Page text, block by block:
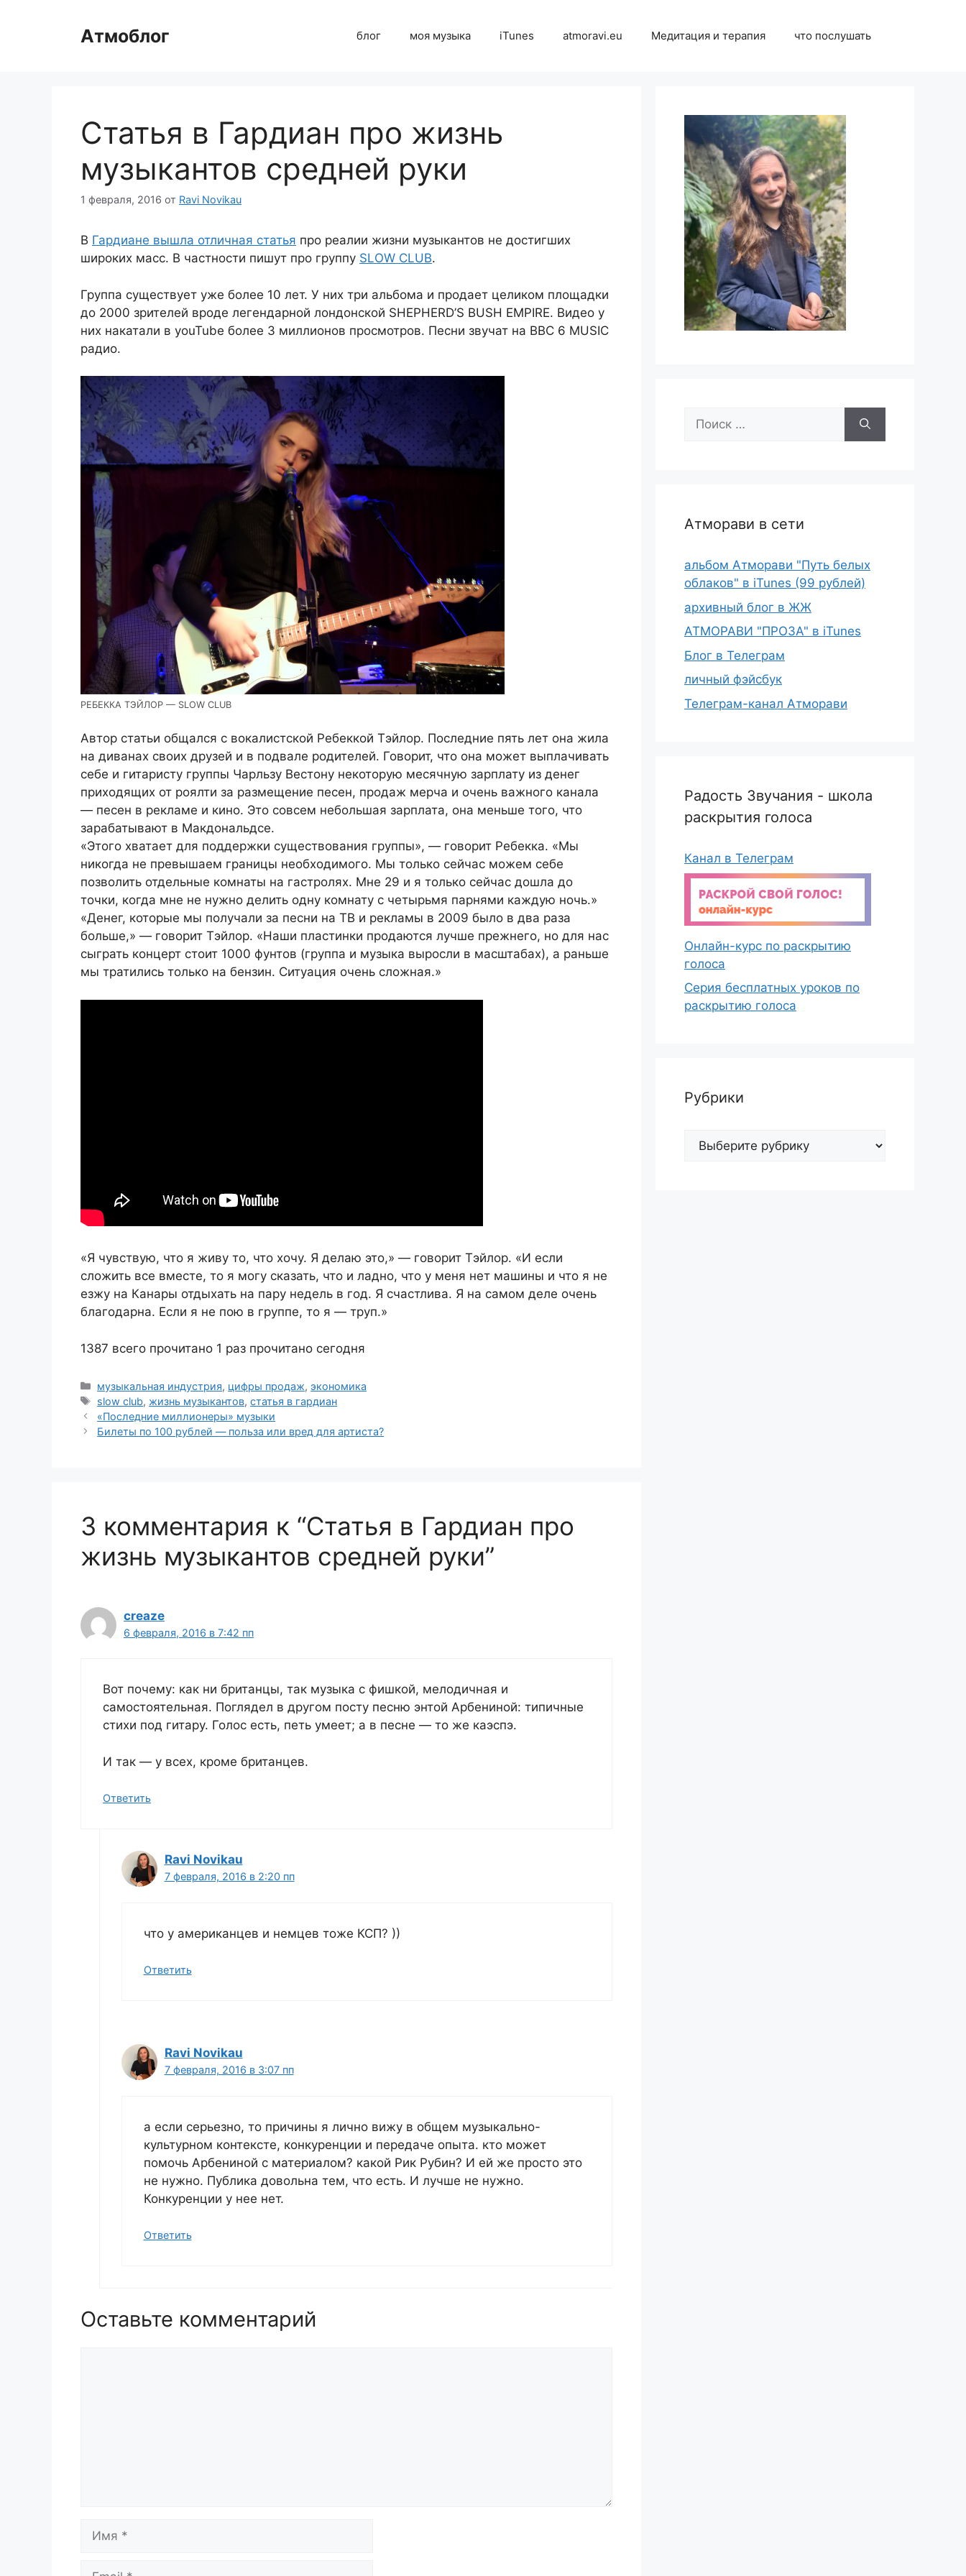
содержимомуАтмоблог блог моя музыка iTunes atmoravi.eu Медитация и терапия что послушать
Статья в Гардиан про жизнь
музыкантов средней руки
1 февраля, 2016 от Ravi Novikau
В Гардиане вышла отличная статья про реалии жизни музыкантов не достигших
широких масс. В частности пишут про группу SLOW CLUB.
Группа существует уже более 10 лет. У них три альбома и продает целиком площадки
до 2000 зрителей вроде легендарной лондонской SHEPHERD’S BUSH EMPIRE. Видео у
них накатали в youTube более 3 миллионов просмотров. Песни звучат на BBC 6 MUSIC
радио.
РЕБЕККА ТЭЙЛОР — SLOW CLUB
Автор статьи общался с вокалистской Ребеккой Тэйлор. Последние пять лет она жила
на диванах своих друзей и в подвале родителей. Говорит, что она может выплачивать
себе и гитаристу группы Чарльзу Вестону некоторую месячную зарплату из денег
приходящих от роялти за размещение песен, продаж мерча и очень важного канала
— песен в рекламе и кино. Это совсем небольшая зарплата, она меньше того, что
зарабатывают в Макдональдсе.
«Этого хватает для поддержки существования группы», — говорит Ребекка. «Мы
никогда не превышаем границы необходимого. Мы только сейчас можем себе
позволить отдельные комнаты на гастролях. Мне 29 и я только сейчас дошла до
точки, когда мне не нужно делить одну комнату с четырьмя парнями каждую ночь.»
«Денег, которые мы получали за песни на ТВ и рекламы в 2009 было в два раза
больше,» — говорит Тэйлор. «Наши пластинки продаются лучше прежнего, но для нас
сыграть концерт стоит 1000 фунтов (группа и музыка выросли в масштабах), а раньше
мы тратились только на бензин. Ситуация очень сложная.»
«Я чувствую, что я живу то, что хочу. Я делаю это,» — говорит Тэйлор. «И если
сложить все вместе, то я могу сказать, что и ладно, что у меня нет машины и что я не
езжу на Канары отдыхать на пару недель в год. Я счастлива. Я на самом деле очень
благодарна. Если я не пою в группе, то я — труп.»
1387 всего прочитано 1 раз прочитано сегодня
Рубрики
музыкальная индустрия, цифры продаж,экономика
Метки
slow club, жизнь музыкантов,статья в гардиан
«Последние миллионеры» музыки
Билеты по 100 рублей — польза или вред для артиста?
3 комментария к “Статья в Гардиан про
жизнь музыкантов средней руки”
creaze
6 февраля, 2016 в 7:42 пп
Вот почему: как ни британцы, так музыка с фишкой, мелодичная и
самостоятельная. Поглядел в другом посту песню энтой Арбениной: типичные
стихи под гитару. Голос есть, петь умеет; а в песне — то же каэспэ.
И так — у всех, кроме британцев.
Ответить
Ravi Novikau
7 февраля, 2016 в 2:20 пп
что у американцев и немцев тоже КСП? ))
Ответить
Ravi Novikau
7 февраля, 2016 в 3:07 пп
а если серьезно, то причины я лично вижу в общем музыкально-
культурном контексте, конкуренции и передаче опыта. кто может
помочь Арбениной с материалом? какой Рик Рубин? И ей же просто это
не нужно. Публика довольна тем, что есть. И лучше не нужно.
Конкуренции у нее нет.
Ответить
Оставьте комментарий
Поиск:
Атморави в сети
альбом Атморави "Путь белых
облаков" в iTunes (99 рублей)
архивный блог в ЖЖ
АТМОРАВИ "ПРОЗА" в iTunes
Блог в Телеграм
личный фэйсбук
Телеграм-канал Атморави
Радость Звучания - школа
раскрытия голоса
Канал в Телеграм
Онлайн-курс по раскрытию
голоса
Серия бесплатных уроков по
раскрытию голоса
Рубрики
Рубрики